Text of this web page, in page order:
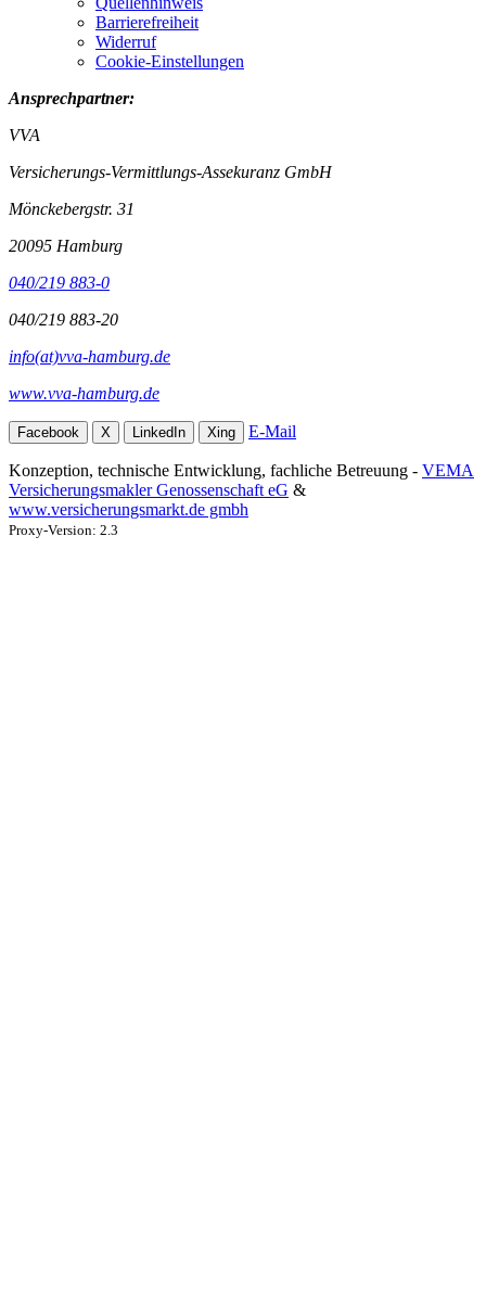
Barrierefreiheit
Widerruf
Cookie-Einstellungen
Ansprechpartner:
VVA
Versicherungs-Vermittlungs-Assekuranz GmbH
Mönckebergstr. 31
20095 Hamburg
040/219 883-0
040/219 883-20
info(at)vva-hamburg.de
www.vva-hamburg.de
Facebook X LinkedIn Xing E-Mail
Konzeption, technische Entwicklung, fachliche Betreuung - VEMA
Versicherungsmakler Genossenschaft eG &
www.versicherungsmarkt.de gmbh
Proxy-Version: 2.3